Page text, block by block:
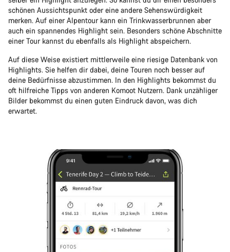
schönen Aussichtspunkt oder eine andere Sehenswürdigkeit
merken. Auf einer Alpentour kann ein Trinkwasserbrunnen aber
auch ein spannendes Highlight sein. Besonders schöne Abschnitte
einer Tour kannst du ebenfalls als Highlight abspeichern.
Auf diese Weise existiert mittlerweile eine riesige Datenbank von
Highlights. Sie helfen dir dabei, deine Touren noch besser auf
deine Bedürfnisse abzustimmen. In den Highlights bekommst du
oft hilfreiche Tipps von anderen Komoot Nutzern. Dank unzähliger
Bilder bekommst du einen guten Eindruck davon, was dich
erwartet.